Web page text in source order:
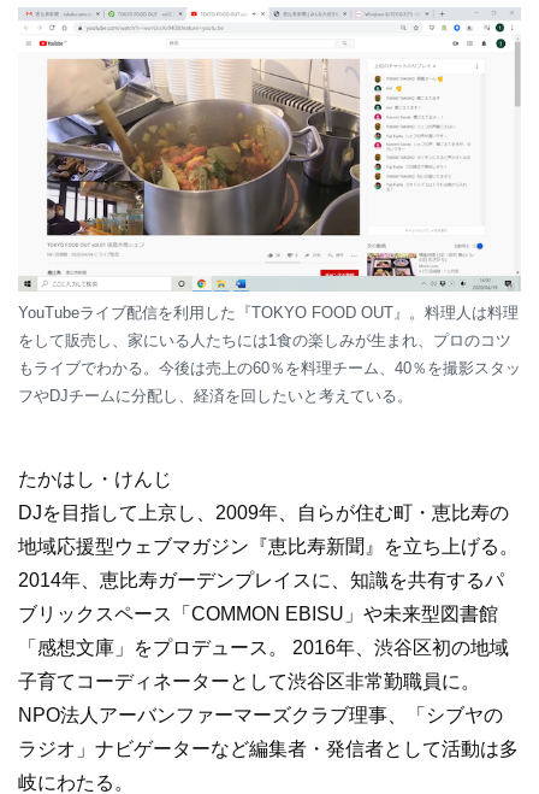
YouTubeライブ配信を利用した『TOKYO FOOD OUT』。料理人は料理
をして販売し、家にいる人たちには1食の楽しみが生まれ、プロのコツ
もライブでわかる。今後は売上の60％を料理チーム、40％を撮影スタッ
フやDJチームに分配し、経済を回したいと考えている。
たかはし・けんじ
DJを目指して上京し、2009年、自らが住む町・恵比寿の
地域応援型ウェブマガジン『恵比寿新聞』を立ち上げる。
2014年、恵比寿ガーデンプレイスに、知識を共有するパ
ブリックスペース「COMMON EBISU」や未来型図書館
「感想文庫」をプロデュース。 2016年、渋谷区初の地域
子育てコーディネーターとして渋谷区非常勤職員に。
NPO法人アーバンファーマーズクラブ理事、「シブヤの
ラジオ」ナビゲーターなど編集者・発信者として活動は多
岐にわたる。